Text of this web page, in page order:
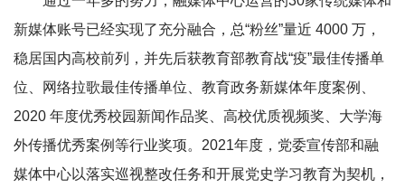
新媒体账号已经实现了充分融合，总“粉丝”量近 4000 万，
稳居国内高校前列，并先后获教育部教育战“疫”最佳传播单
位、网络拉歌最佳传播单位、教育政务新媒体年度案例、
2020 年度优秀校园新闻作品奖、高校优质视频奖、大学海
外传播优秀案例等行业奖项。2021年度，党委宣传部和融
媒体中心以落实巡视整改任务和开展党史学习教育为契机，